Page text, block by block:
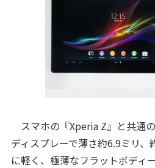
スマホの『Xperia Z』と共通
ディスプレーで薄さ約6.9ミリ
に軽く、極薄なフラットボディ